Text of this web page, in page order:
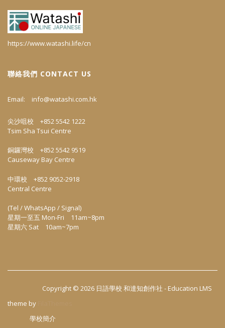
https://www.watashi.life/cn
聯絡我們 CONTACT US
Email: info@watashi.com.hk
尖沙咀校 +852 5542 1222
Tsim Sha Tsui Centre
銅鑼灣校 +852 5542 9519
Causeway Bay Centre
中環校 +852 9052-2918
Central Centre
(Tel / WhatsApp / Signal)
星期一至五 Mon-Fri 11am~8pm
星期六 Sat 10am~7pm
Copyright © 2026 日語學校 和達知創作社 - Education LMS
theme by
學校簡介